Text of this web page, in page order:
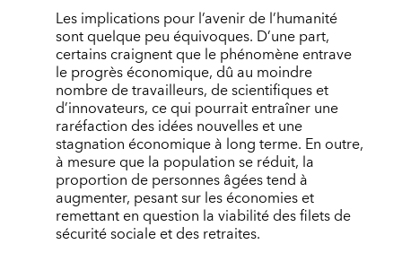
Les implications pour l’avenir de l’humanité
sont quelque peu équivoques. D’une part,
certains craignent que le phénomène entrave
le progrès économique, dû au moindre
nombre de travailleurs, de scientifiques et
d’innovateurs, ce qui pourrait entraîner une
raréfaction des idées nouvelles et une
stagnation économique à long terme. En outre,
à mesure que la population se réduit, la
proportion de personnes âgées tend à
augmenter, pesant sur les économies et
remettant en question la viabilité des filets de
sécurité sociale et des retraites.